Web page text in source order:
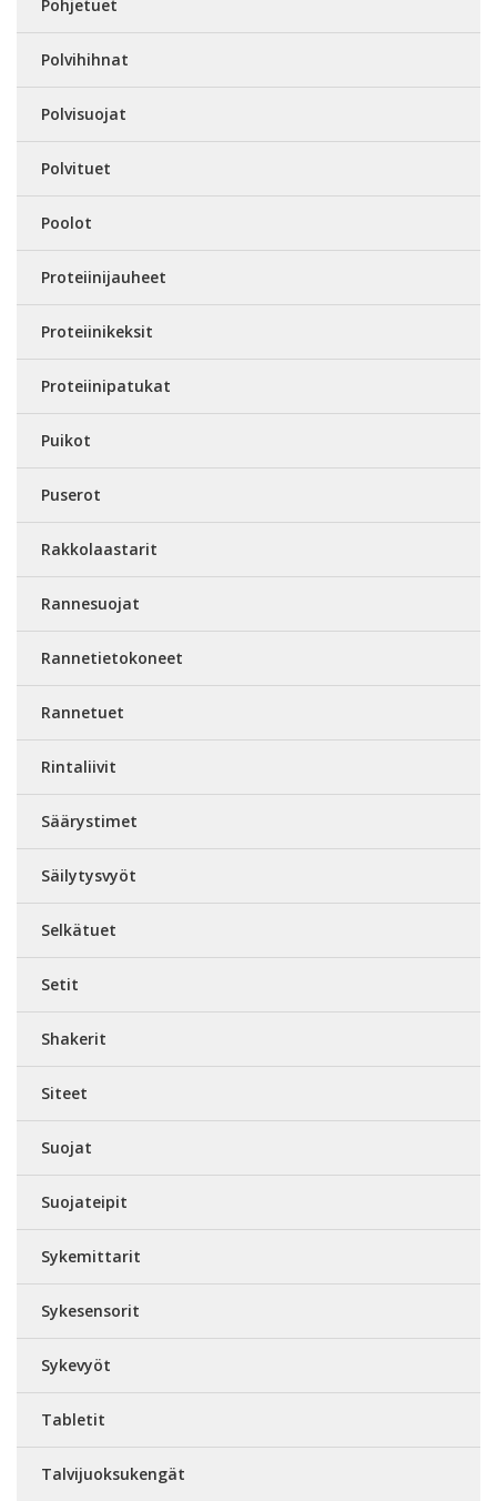
Pohjetuet
Polvihihnat
Polvisuojat
Polvituet
Poolot
Proteiinijauheet
Proteiinikeksit
Proteiinipatukat
Puikot
Puserot
Rakkolaastarit
Rannesuojat
Rannetietokoneet
Rannetuet
Rintaliivit
Säärystimet
Säilytysvyöt
Selkätuet
Setit
Shakerit
Siteet
Suojat
Suojateipit
Sykemittarit
Sykesensorit
Sykevyöt
Tabletit
Talvijuoksukengät